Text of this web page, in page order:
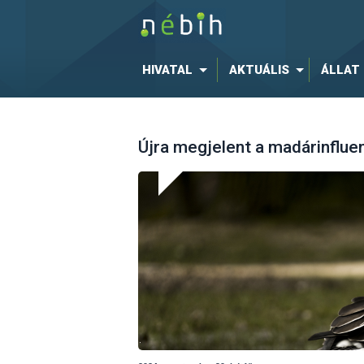
HIVATAL AKTUÁLIS ÁLLAT
Újra megjelent a